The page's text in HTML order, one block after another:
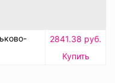
2841.38 руб.
Купить